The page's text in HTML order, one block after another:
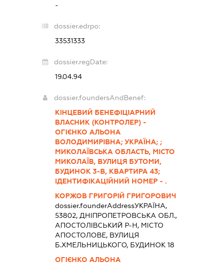
-
dossier.edrpo:
33531333
dossier.regDate:
19.04.94
dossier.foundersAndBenef:
КІНЦЕВИЙ БЕНЕФІЦІАРНИЙ
ВЛАСНИК (КОНТРОЛЕР) -
ОГІЄНКО АЛЬОНА
ВОЛОДИМИРІВНА; УКРАЇНА; ;
МИКОЛАЇВСЬКА ОБЛАСТЬ, МІСТО
МИКОЛАЇВ, ВУЛИЦЯ БУТОМИ,
БУДИНОК 3-В, КВАРТИРА 43;
ІДЕНТИФІКАЦІЙНИЙ НОМЕР - .
КОРЖОВ ГРИГОРІЙ ГРИГОРОВИЧ
dossier.founderAddressУКРАЇНА,
53802, ДНІПРОПЕТРОВСЬКА ОБЛ.,
АПОСТОЛІВСЬКИЙ Р-Н, МІСТО
АПОСТОЛОВЕ, ВУЛИЦЯ
Б.ХМЕЛЬНИЦЬКОГО, БУДИНОК 18
ОГІЄНКО АЛЬОНА